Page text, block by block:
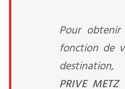
Pour obtenir
fonction de
PRIVE METZ